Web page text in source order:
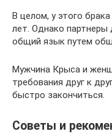
В целом, у этого
лет. Однако партнеры
общий язык путем
Мужчина Крыса и
требования друг к
быстро закончиться.
Советы и